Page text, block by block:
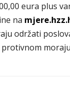
eura plus
na
održati